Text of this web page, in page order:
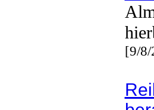
[9/8/